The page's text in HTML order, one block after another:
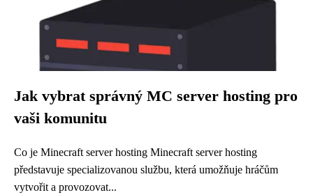
Jak vybrat správný MC server hosting pro
vaši komunitu
Co je Minecraft server hosting Minecraft server hosting
představuje specializovanou službu, která umožňuje hráčům
vytvořit a provozovat...